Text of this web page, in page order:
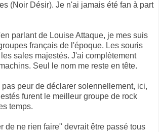
(Noir Désir). Je n'ai jamais été fan à part
parlant de Louise Attaque, je mes suis
français de l'époque. Les souris
sales majestés. J'ai complètement
Seul le nom me reste en tête.
pas peur de déclarer solennellement, ici,
furent le meilleur groupe de rock
temps.
de ne rien faire" devrait être passé tous